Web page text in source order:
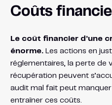
Coûts
Le coût financier d’une
énorme.Les actions en
réglementaires, la perte de
récupération peuvent
audit mal fait peut
entraîner ces coûts.